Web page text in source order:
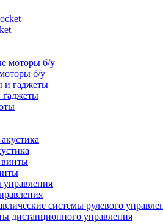
б/у
системы рулевого
дистанционного управления